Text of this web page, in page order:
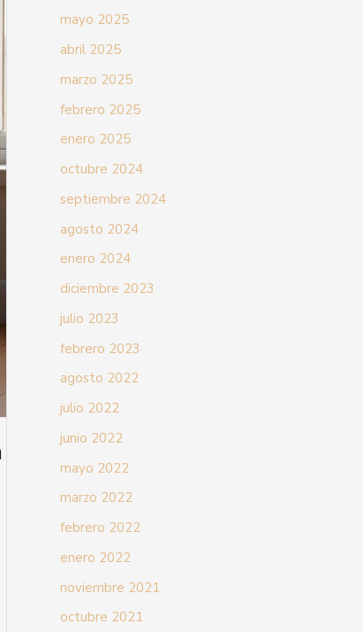
mayo 2025
abril 2025
marzo 2025
febrero 2025
enero 2025
octubre 2024
septiembre 2024
agosto 2024
enero 2024
diciembre 2023
julio 2023
febrero 2023
agosto 2022
julio 2022
junio 2022
mayo 2022
marzo 2022
febrero 2022
enero 2022
noviembre 2021
octubre 2021